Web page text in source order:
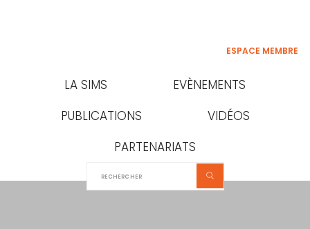
ESPACE MEMBRE
LA SIMS
EVÈNEMENTS
PUBLICATIONS
VIDÉOS
PARTENARIATS